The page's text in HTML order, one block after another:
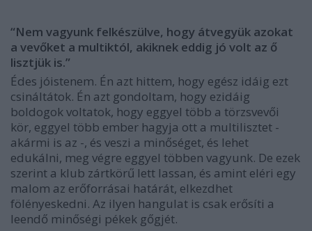
“Nem vagyunk felkészülve, hogy átvegyük azokat
a vevőket a multiktól, akiknek eddig jó volt az ő
lisztjük is.”
Édes jóistenem. Én azt hittem, hogy egész idáig ezt
csináltátok. Én azt gondoltam, hogy ezidáig
boldogok voltatok, hogy eggyel több a törzsvevői
kör, eggyel több ember hagyja ott a multilisztet -
akármi is az -, és veszi a minőséget, és lehet
edukálni, meg végre eggyel többen vagyunk. De ezek
szerint a klub zártkörű lett lassan, és amint eléri egy
malom az erőforrásai határát, elkezdhet
fölényeskedni. Az ilyen hangulat is csak erősíti a
leendő minőségi pékek gőgjét.